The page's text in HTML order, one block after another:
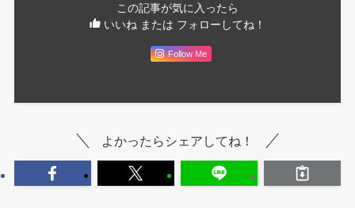
この記事が気に入ったら
いいね または フォローしてね！
Follow Me
よかったらシェアしてね！